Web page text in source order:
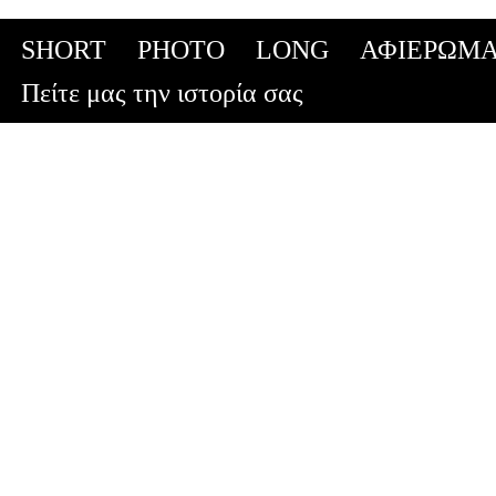
Skip
to
content
SHORT PHOTO LONG
Πείτε μας την ιστορία σας